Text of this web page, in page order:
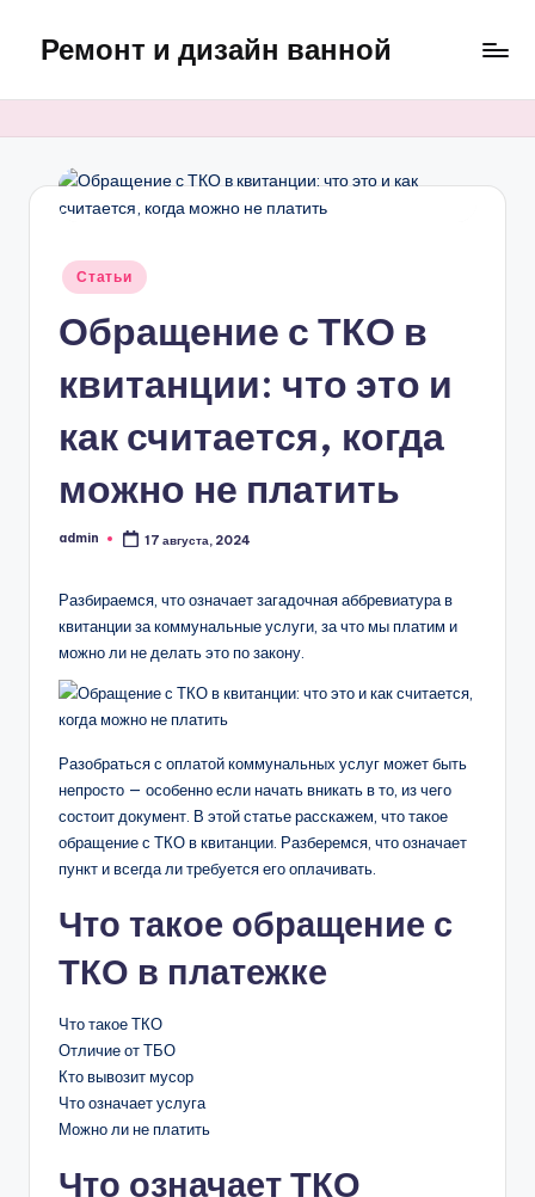
Перейти
содержимому
Ремонт и дизайн ванной
практичные
интерьерные
решения
Опубликовано
Статьи
Обращение с ТКО в
квитанции: что это и
как считается, когда
можно не платить
Запись
admin 17 августа, 2024
Разбираемся, что означает загадочная аббревиатура в
квитанции за коммунальные услуги, за что мы платим и
можно ли не делать это по закону.
Разобраться с оплатой коммунальных услуг может быть
непросто — особенно если начать вникать в то, из чего
состоит документ. В этой статье расскажем, что такое
обращение с ТКО в квитанции. Разберемся, что означает
пункт и всегда ли требуется его оплачивать.
Что такое обращение с
ТКО в платежке
Что такое ТКО
Отличие от ТБО
Кто вывозит мусор
Что означает услуга
Можно ли не платить
Что означает ТКО